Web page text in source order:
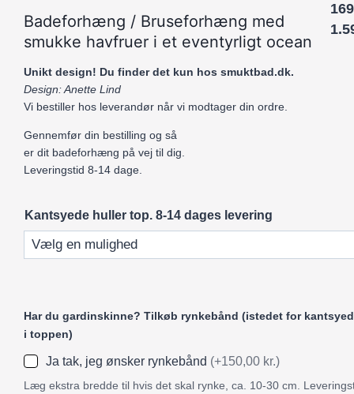
Badeforhæng / Bruseforhæng med
smukke havfruer i et eventyrligt ocean
Unikt design! Du finder det kun hos smuktbad.dk.
Design: Anette Lind
Vi bestiller hos leverandør når vi modtager din ordre.
Gennemfør din bestilling og så
er dit badeforhæng på vej til dig.
Leveringstid 8-14 dage.
Kantsyede huller top. 8-14 dages levering
Har du gardinskinne? Tilkøb rynkebånd (istedet for
i toppen)
Ja tak, jeg ønsker rynkebånd (+150,00 kr.)
Læg ekstra bredde til hvis det skal rynke, ca. 10-30 cm.